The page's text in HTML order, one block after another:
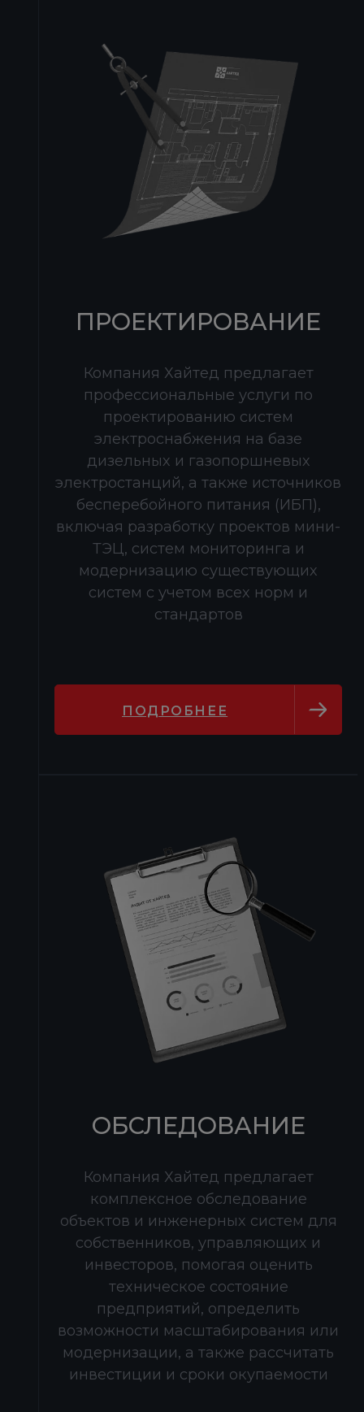
ПРОЕКТИРОВАНИЕ
Компания Хайтед предлагает
профессиональные услуги по
проектированию систем
электроснабжения на базе
дизельных и газопоршневых
электростанций, а также источников
бесперебойного питания (ИБП),
включая разработку проектов мини-
ТЭЦ, систем мониторинга и
модернизацию существующих
систем с учетом всех норм и
стандартов
ПОДРОБНЕЕ
ОБСЛЕДОВАНИЕ
Компания Хайтед предлагает
комплексное обследование
объектов и инженерных систем для
собственников, управляющих и
инвесторов, помогая оценить
техническое состояние
предприятий, определить
возможности масштабирования или
модернизации, а также рассчитать
инвестиции и сроки окупаемости